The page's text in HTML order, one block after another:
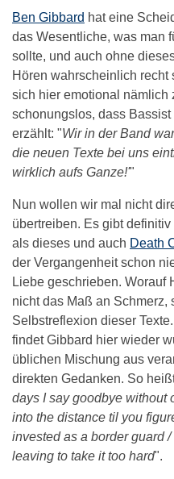
Ben Gibbard hat eine
das Wesentliche, was man
sollte, und auch ohne
Hören wahrscheinlich
sich hier emotional nämlich
schonungslos, dass
erzählt: "Wir in der Band
die neuen Texte bei uns
wirklich aufs Ganze!'"
Nun wollen wir mal nicht
übertreiben. Es gibt
als dieses und auch Death
der Vergangenheit schon
Liebe geschrieben. Worauf
nicht das Maß an Schmerz,
Selbstreflexion dieser
findet Gibbard hier wieder
üblichen Mischung aus
direkten Gedanken. So
days I say goodbye without
into the distance til you
invested as a border guard
leaving to take it too hard".